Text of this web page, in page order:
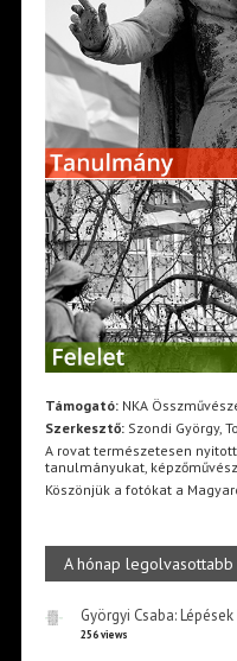
Támogató:NKA
Szerkesztő:Szondi György,
A rovat természetesen
tanulmányukat,
Köszönjük a fotókat a
A hónap
Györgyi Csaba:
256 views